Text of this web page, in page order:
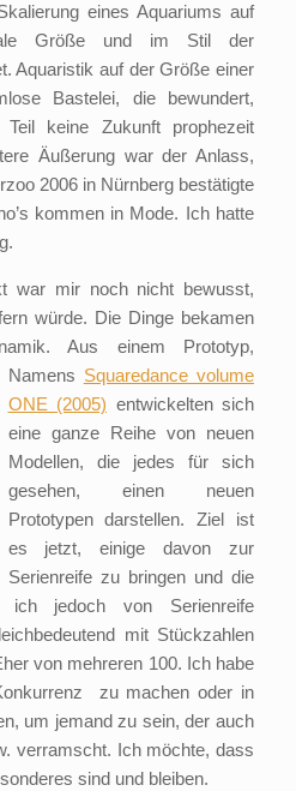
eines Aquariums auf
Größe und im Stil der
Aquaristik auf der Größe einer
Bastelei, die bewundert,
keine Zukunft prophezeit
Äußerung war der Anlass,
2006 in Nürnberg bestätigte
kommen in Mode. Ich hatte
war mir noch nicht bewusst,
würde. Die Dinge bekamen
Aus einem Prototyp,
Namens Squaredance volume
ONE (2005) entwickelten sich
eine ganze Reihe von neuen
Modellen, die jedes für sich
gesehen, einen neuen
Prototypen darstellen. Ziel ist
es jetzt, einige davon zur
Serienreife zu bringen und die
ich jedoch von Serienreife
mit Stückzahlen
von mehreren 100. Ich habe
zu machen oder in
um jemand zu sein, der auch
verramscht. Ich möchte, dass
sind und bleiben.